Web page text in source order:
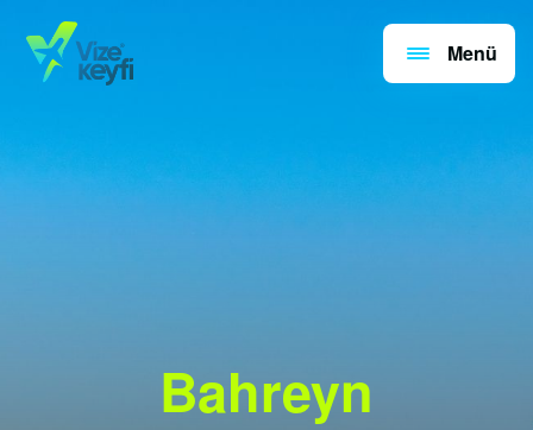
Menü
Bahreyn